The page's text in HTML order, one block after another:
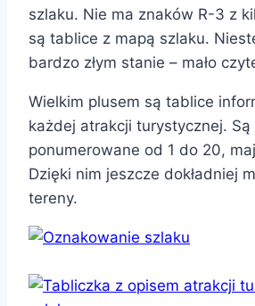
szlaku. Nie ma znaków R-3 z
są tablice z mapą szlaku.
bardzo złym stanie – mało
Wielkim plusem są tablice
każdej atrakcji turystycznej. Są
ponumerowane od 1 do 20,
Dzięki nim jeszcze dokładniej
tereny.